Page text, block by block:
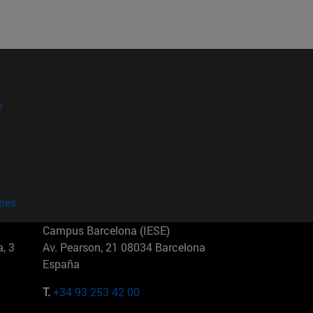
3
Campus Barcelona (IESE)
Av. Pearson, 21 08034 Barcelona
España
T.+34 93 253 42 00